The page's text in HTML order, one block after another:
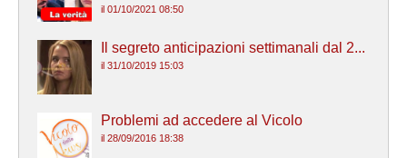
il 01/10/2021 08:50
Il segreto anticipazioni settimanali dal 2...
il 31/10/2019 15:03
Problemi ad accedere al Vicolo
il 28/09/2016 18:38